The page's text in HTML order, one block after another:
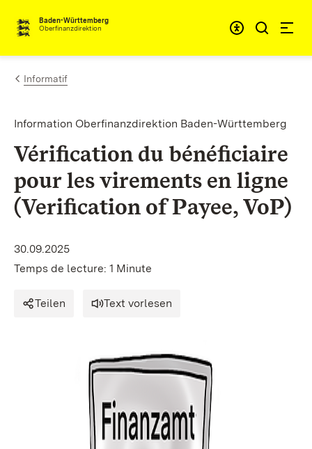
Passer au contenu
Baden-Württemberg
Oberfinanzdirektion
Informatif
Information Oberfinanzdirektion Baden-Württemberg
Vérification du bénéficiaire
pour les virements en ligne
(Verification of Payee, VoP)
30.09.2025
Temps de lecture: 1 Minute
Teilen Text vorlesen